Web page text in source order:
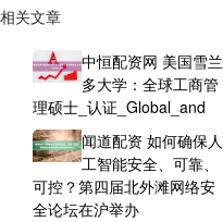
相关文章
中恒配资网 美国雪兰
多大学：全球工商管
理硕士_认证_Global_and
闻道配资 如何确保人
工智能安全、可靠、
可控？第四届北外滩网络安
全论坛在沪举办